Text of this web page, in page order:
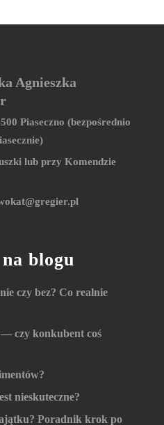
Agnieszka
Piaseczno (bezpośrednio
lub przy Komendzie
blogu
czy bez? Co realnie
— czy konkubent coś
nieskuteczne?
Poradnik krok po